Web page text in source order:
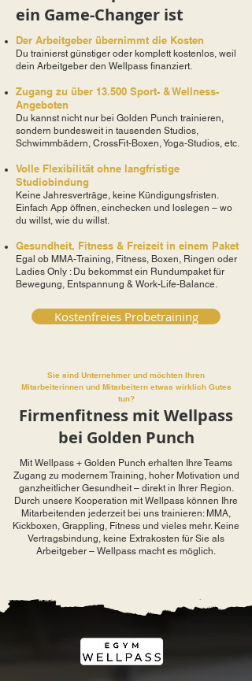
ein Game-Changer ist
Der Arbeitgeber übernimmt die Kosten
Du trainierst günstiger oder komplett kostenlos, weil
dein Arbeitgeber den Wellpass finanziert.
Zugang zu über 13.500 Sport- & Wellness-
Angeboten
Du kannst nicht nur bei Golden Punch trainieren,
sondern bundesweit in tausenden Studios,
Schwimmbädern, CrossFit-Boxen, Yoga-Studios, etc.
Volle Flexibilität ohne langfristige
Studiobindung
Keine Jahresverträge, keine Kündigungsfristen.
Einfach App öffnen, einchecken und loslegen – wo
du willst, wie du willst.
Gesundheit, Fitness & Freizeit in einem Paket
Egal ob MMA-Training, Fitness, Boxen, Ringen oder
Ladies Only : Du bekommst ein Rundumpaket für
Bewegung, Entspannung & Work-Life-Balance.
Kostenfreies Probetraining
Sie sind Unternehmer und möchten Ihren
Mitarbeiterinnen und Mitarbeitern etwas wirklich Gutes
tun?
Firmenfitness mit Wellpass
bei Golden Punch
Mit Wellpass + Golden Punch erhalten Ihre Teams
Zugang zu modernem Training, hoher Motivation und
ganzheitlicher Gesundheit – direkt in Ihrer Region.
Durch unsere Kooperation mit Wellpass können Ihre
Mitarbeitenden jederzeit bei uns trainieren: MMA,
Kickboxen, Grappling, Fitness und vieles mehr. Keine
Vertragsbindung, keine Extra­kosten für Sie als
Arbeitgeber – Wellpass macht es möglich.